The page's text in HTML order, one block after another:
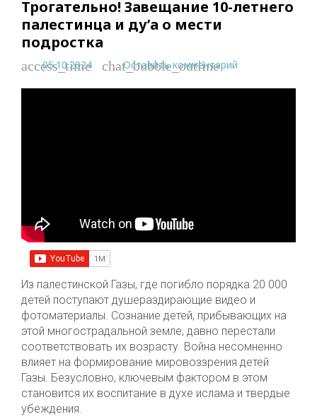
Трогательно! Завещание 10-летнего
палестинца и ду’а о мести
подростка
access_time
05.10.2024 chat_bubble_outline
Оставить комментарий
Из палестинской Газы, где погибло порядка 20 000
детей поступают душераздирающие видео и
фотоматериалы. Сознание детей, прибывающих на
этой многострадальной земле, давно перестали
соответствовать их возрасту. Война несомненно
влияет на формирование мировоззрения детей
Газы. Безусловно, ключевым фактором в этом
становится их воспитание в духе ислама и твердые
убеждения.